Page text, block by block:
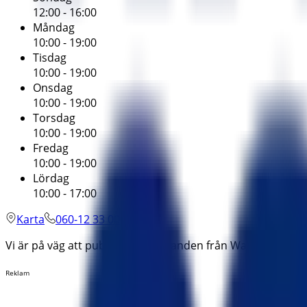
12:00 - 16:00
Måndag
10:00 - 19:00
Tisdag
10:00 - 19:00
Onsdag
10:00 - 19:00
Torsdag
10:00 - 19:00
Fredag
10:00 - 19:00
Lördag
10:00 - 17:00
Karta
060-12 33 00
Vi är på väg att publicera erbjudanden från Wayne's
Reklam